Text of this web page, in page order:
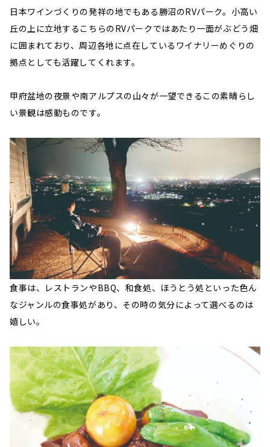
日本ワインづくりの発祥の地でもある勝沼のRVパーク。小高い
丘の上に立地するこちらのRVパークではあたり一面がぶどう畑
に囲まれており、周辺各地に点在しているワイナリーめぐりの
拠点としても活躍してくれます。
甲府盆地の夜景や南アルプスの山々が一望できるこの素晴らし
い景観は感動ものです。
食事は、レストランやBBQ、和食処、ほうとう処といった色ん
なジャンルの食事処があり、その時の気分によって選べるのは
嬉しい。